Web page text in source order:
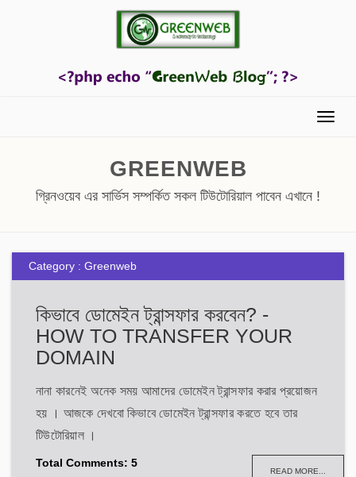
Menu
GREENWEB
গ্রিনওয়েব এর সার্ভিস সম্পর্কিত সকল টিউটোরিয়াল পাবেন এখানে !
Category : Greenweb
কিভাবে ডোমেইন ট্রান্সফার করবেন? -
HOW TO TRANSFER YOUR
DOMAIN
নানা কারনেই অনেক সময় আমাদের ডোমেইন ট্রান্সফার করার প্রয়োজন
হয় । আজকে দেখবো কিভাবে ডোমেইন ট্রান্সফার করতে হবে তার
টিউটোরিয়াল ।
Total Comments: 5
READ MORE...